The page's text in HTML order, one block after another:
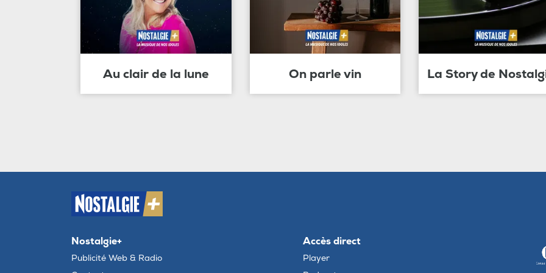
Au clair de la lune On parle vin La Story de
Nostalgie+
Publicité Web & Radio
Accès direct
Player